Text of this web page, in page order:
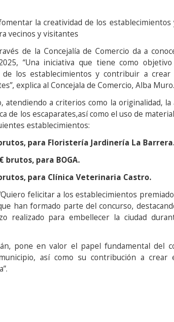
la creatividad de los
vecinos y visitantes
de la Concejalía de Comercio da a
“Una iniciativa que tiene como
los establecimientos y contribuir a
explica al Concejala de Comercio, Alba Muro.
atendiendo a criterios como la originalidad, la
de los escaparates,así como el uso de
establecimientos:
para Floristería Jardinería La
brutos, para BOGA.
para Clínica Veterinaria Castro.
felicitar a los establecimientos
han formado parte del concurso,
realizado para embellecer la ciudad
pone en valor el papel fundamental del
así como su contribución a crear